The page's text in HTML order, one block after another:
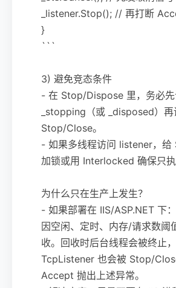
_listener.Stop(); // 再打断
}
```
3) 避免竞态条件
- 在 Stop/Dispose 里，务必先
_stopping（或 _disposed）再
Stop/Close。
- 如果多线程访问 listener，
加锁或用 Interlocked 确保只执
为什么只在生产上发生？
- 如果部署在 IIS/ASP.NET 下
因空闲、定时、内存/请求数阈
收。回收时后台线程会被终止
TcpListener 也会被 Stop/
Accept 抛出上述异常。